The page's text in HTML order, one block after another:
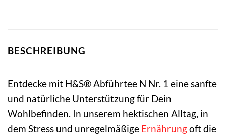
BESCHREIBUNG
Entdecke mit H&S® Abführtee N Nr. 1 eine sanfte
und natürliche Unterstützung für Dein
Wohlbefinden. In unserem hektischen Alltag, in
dem Stress und unregelmäßige Ernährungoft die